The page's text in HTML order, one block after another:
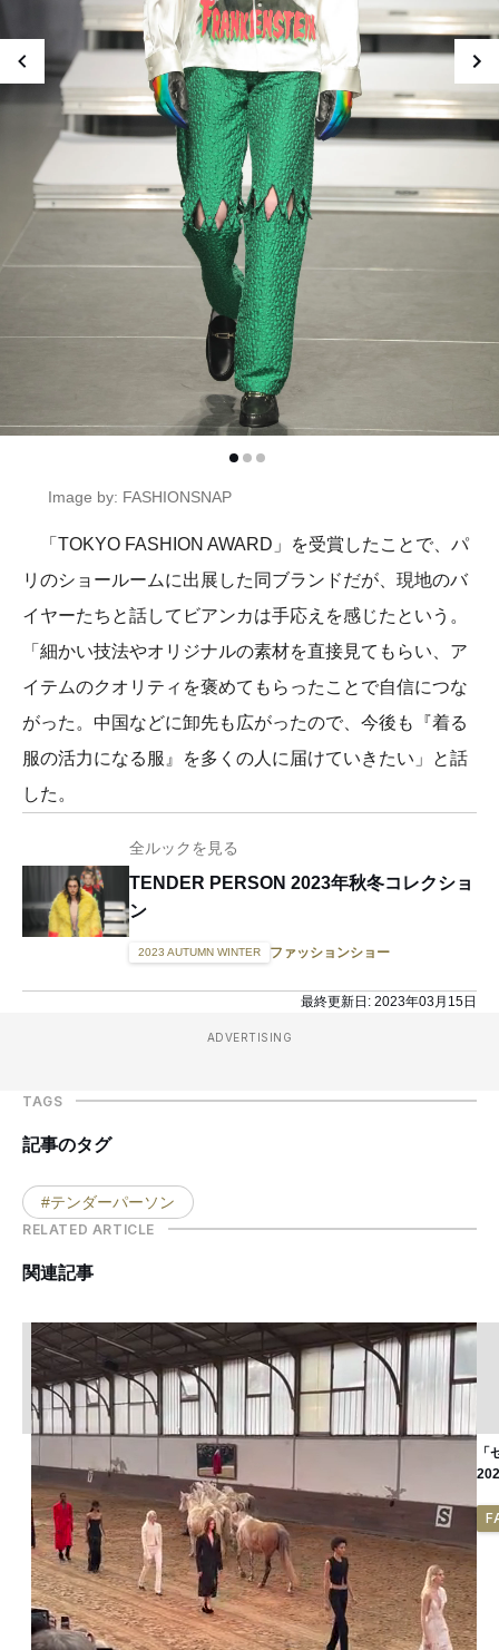
Image by: FASHIONSNAP
「TOKYO FASHION AWARD」を受賞したことで、パ
リのショールームに出展した同ブランドだが、現地のバ
イヤーたちと話してビアンカは手応えを感じたという。
「細かい技法やオリジナルの素材を直接見てもらい、ア
イテムのクオリティを褒めてもらったことで自信につな
がった。中国などに卸先も広がったので、今後も『着る
服の活力になる服』を多くの人に届けていきたい」と話
した。
全ルックを見る
TENDER PERSON 2023年秋冬コレクショ
ン
2023 AUTUMN WINTER ファッションショー
最終更新日: 2023年03月15日
ADVERTISING
TAGS
記事のタグ
#テンダーパーソン
RELATED ARTICLE
関連記事